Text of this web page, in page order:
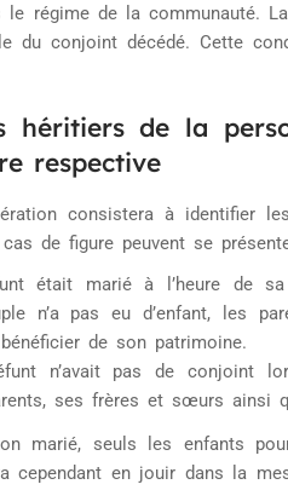
le régime de la communauté.
du conjoint décédé. Cette
héritiers de la
respective
consistera à
de figure peuvent se
était marié à l’heure de
n’a pas eu d’enfant, les
de son patrimoine.
n’avait pas de conjoint
ses frères et sœurs ainsi
marié, seuls les enfants
cependant en jouir dans la